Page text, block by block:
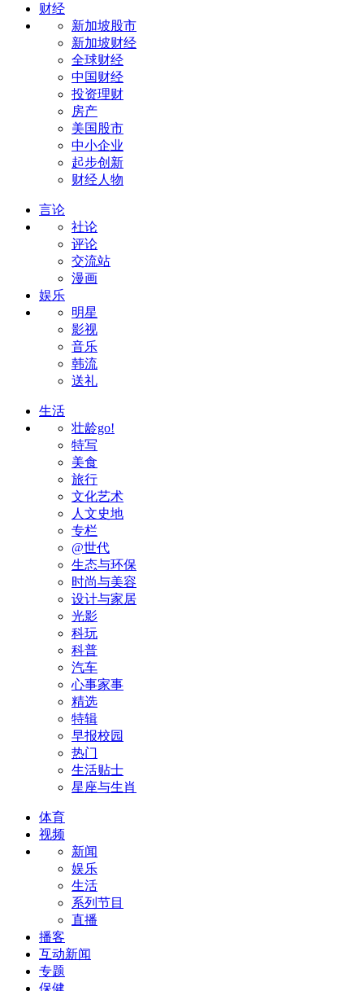
财经
新加坡股市
新加坡财经
全球财经
中国财经
投资理财
房产
美国股市
中小企业
起步创新
财经人物
言论
社论
评论
交流站
漫画
娱乐
明星
影视
音乐
韩流
送礼
生活
壮龄go!
特写
美食
旅行
文化艺术
人文史地
专栏
@世代
生态与环保
时尚与美容
设计与家居
光影
科玩
科普
汽车
心事家事
精选
特辑
早报校园
热门
生活贴士
星座与生肖
体育
视频
新闻
娱乐
生活
系列节目
直播
播客
互动新闻
专题
保健